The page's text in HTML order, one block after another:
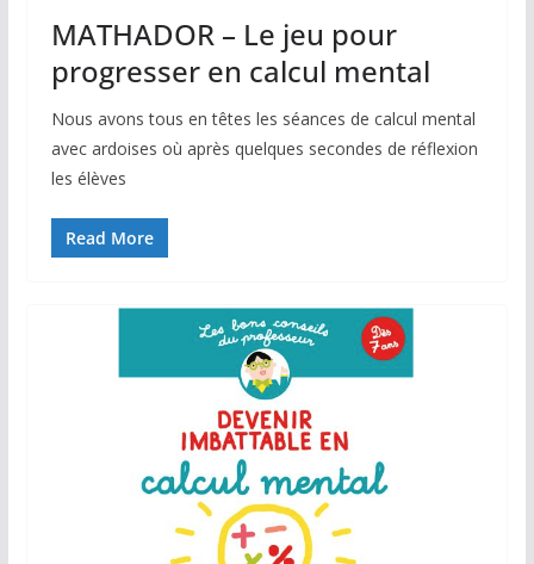
MATHADOR – Le jeu pour
progresser en calcul mental
Nous avons tous en têtes les séances de calcul mental
avec ardoises où après quelques secondes de réflexion
les élèves
Read More